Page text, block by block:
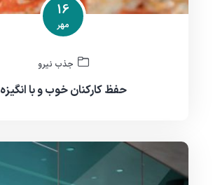
16
مهر
جذب نیرو
حفظ کارکنان خوب و با انگیزه